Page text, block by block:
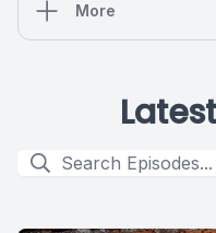
More